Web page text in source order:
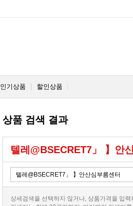
인기상품 할인상품
상품 검색 결과
텔레@BSECRET7」 】안
상세검색을 선택하지 않거나, 상품가격을 입